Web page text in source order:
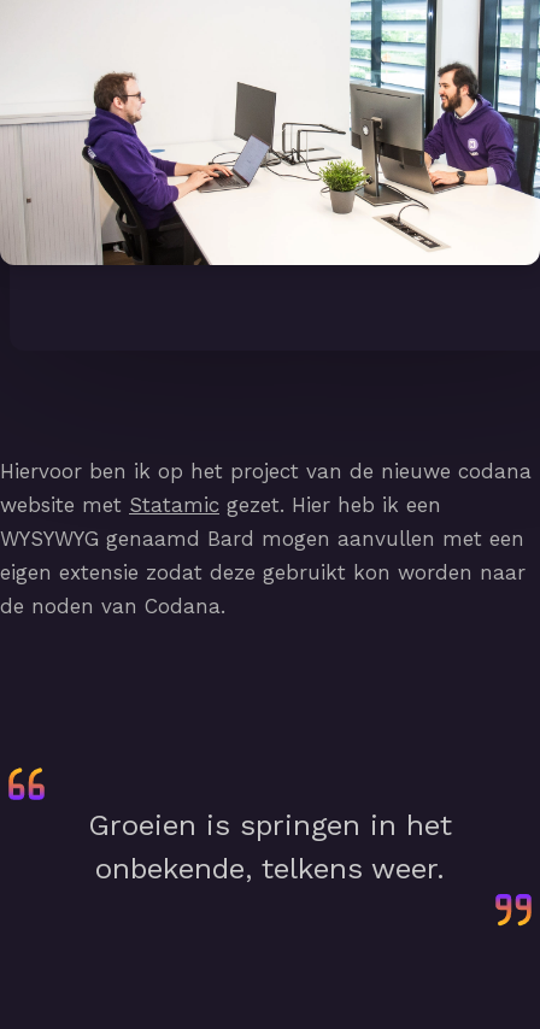
Hiervoor ben ik op het project van de nieuwe codana
website met Statamic gezet. Hier heb ik een
WYSYWYG genaamd Bard mogen aanvullen met een
eigen extensie zodat deze gebruikt kon worden naar
de noden van Codana.
Groeien is springen in het
onbekende, telkens weer.